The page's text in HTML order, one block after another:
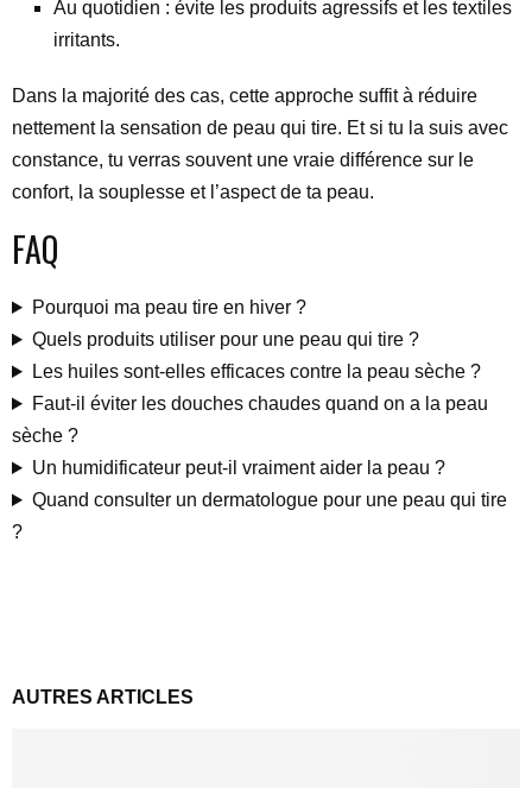
Au quotidien : évite les produits agressifs et les textiles
irritants.
Dans la majorité des cas, cette approche suffit à réduire
nettement la sensation de peau qui tire. Et si tu la suis avec
constance, tu verras souvent une vraie différence sur le
confort, la souplesse et l’aspect de ta peau.
FAQ
Pourquoi ma peau tire en hiver ?
Quels produits utiliser pour une peau qui tire ?
Les huiles sont-elles efficaces contre la peau sèche ?
Faut-il éviter les douches chaudes quand on a la peau
sèche ?
Un humidificateur peut-il vraiment aider la peau ?
Quand consulter un dermatologue pour une peau qui tire
?
AUTRES ARTICLES